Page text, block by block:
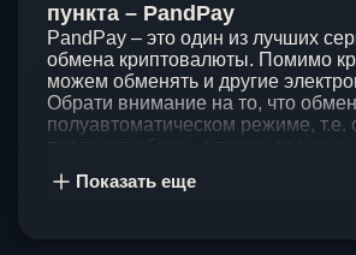
пункта – PandPay
PandPay – это один из лучших
обмена криптовалюты. Помимо
можем обменять и другие
Обрати внимание на то, что
полуавтоматическом режиме, т.е.
клиентов, поэтому стараемся
Показать еще